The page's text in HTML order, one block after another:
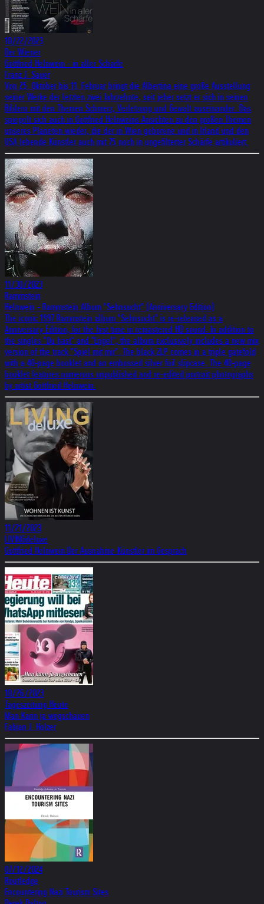
10/22/2023
Der Wiener
Gottfried Helnwein - in aller Schärfe
Franz J. Sauer
Von 25. Oktober bis 11. Februar bringt die Albertina eine große Ausstellung
seiner Werke der letzten zwei Jahrzehnte, seit jeher setzt er sich in seinen
Bildern mit den Themen Schmerz, Verletzung und Gewalt auseinander. Das
spiegelt sich auch in Gottfried Helnweins Ansichten zu den großen Themen
unseres Planeten wieder, die der in Wien geborene und in Irland und den
USA lebende Künstler auch mit 75 noch in ungefilterter Schärfe artikuliert.
11/30/2023
Rammstein
Helnwein - Rammstein Album "Sehnsucht" (Anniversary Edition)
The iconic 1997 Rammstein album "Sehnsucht" is re-released as a
Anniversary Edition, for the first time in remastered HD sound. In addition to
the singles "Du hast" and "Engel", the album exclusively includes a new mix
version of the track "Spiel mit mir". The black 2LP comes in a triple gatefold
with a 40-page booklet and an embossed silver foil slipcase. The 40-page
booklet features numerous unpublished and re-edited portrait photographs
by artist Gottfried Helnwein.
11/21/2023
LIVINGdeluxe
Gottfried Helnwein:Der Ausnahme-Künstler im Gespräch
10/26/2023
Tageszeitung Heute
Man Kann ja wegschauen
Fabian J. Holzer
07/12/2024
Routledge
Encountering Nazi Tourism Sites